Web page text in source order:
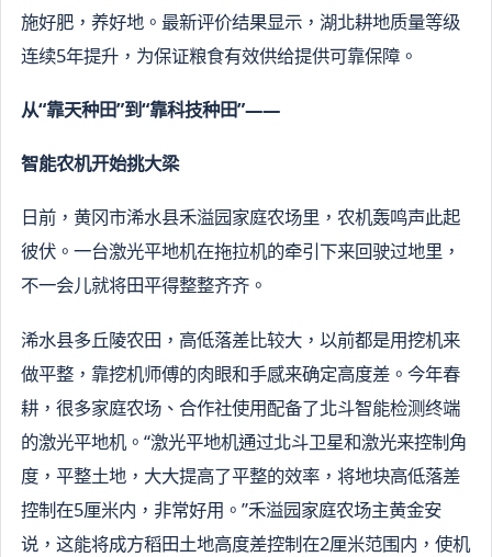
施好肥，养好地。最新评价结果显示，湖北耕地质量等级
连续5年提升，为保证粮食有效供给提供可靠保障。
从“靠天种田”到“靠科技种田”——
智能农机开始挑大梁
日前，黄冈市浠水县禾溢园家庭农场里，农机轰鸣声此起
彼伏。一台激光平地机在拖拉机的牵引下来回驶过地里，
不一会儿就将田平得整整齐齐。
浠水县多丘陵农田，高低落差比较大，以前都是用挖机来
做平整，靠挖机师傅的肉眼和手感来确定高度差。今年春
耕，很多家庭农场、合作社使用配备了北斗智能检测终端
的激光平地机。“激光平地机通过北斗卫星和激光来控制角
度，平整土地，大大提高了平整的效率，将地块高低落差
控制在5厘米内，非常好用。”禾溢园家庭农场主黄金安
说，这能将成方稻田土地高度差控制在2厘米范围内，使机